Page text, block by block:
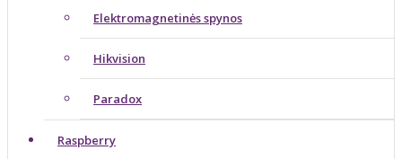
Elektromagnetinės spynos
Hikvision
Paradox
Raspberry